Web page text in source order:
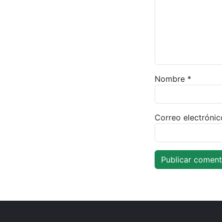
Nombre *
Correo